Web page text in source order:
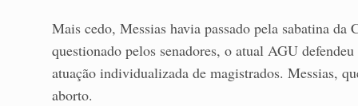
Mais cedo, Messias havia passado pela sabatina
questionado pelos senadores, o atual AGU
atuação individualizada de magistrados. Messias,
aborto.